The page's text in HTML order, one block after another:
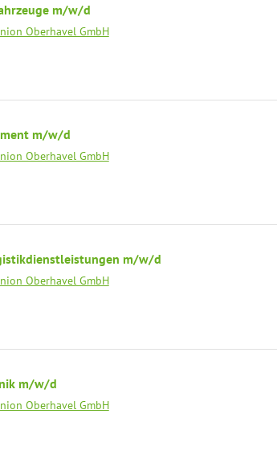
m/w/d
Oberhavel GmbH
m/w/d
Oberhavel GmbH
m/w/d
Oberhavel GmbH
m/w/d
Oberhavel GmbH